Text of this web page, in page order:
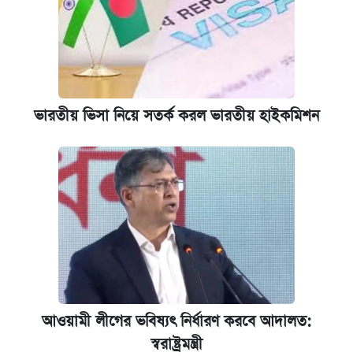
ভারতীয় ভিসা নিয়ে সতর্ক করল ভারতীয় হাইকমিশন
আওয়ামী লীগের ভবিষ্যৎ নির্ধারণ করবে আদালত:
স্বরাষ্ট্রমন্ত্রী